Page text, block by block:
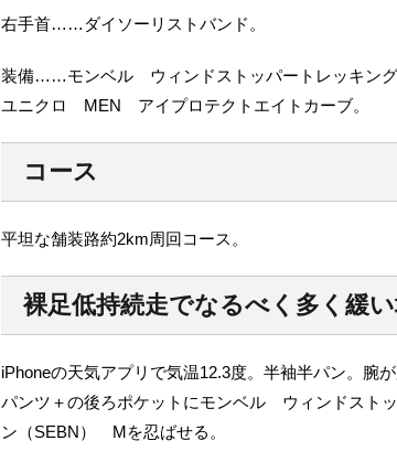
右手首……ダイソーリストバンド。
装備……モンベル ウィンドストッパートレッキン
ユニクロ MEN アイプロテクトエイトカーブ。
コース
平坦な舗装路約2km周回コース。
裸足低持続走でなるべく多く緩
iPhoneの天気アプリで気温12.3度。半袖半パン。腕
パンツ＋の後ろポケットにモンベル ウィンドスト
ン（SEBN） Mを忍ばせる。